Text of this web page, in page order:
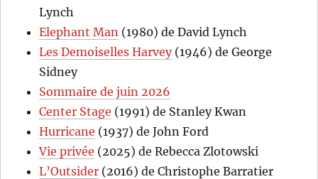
Lynch
Elephant Man (1980) de David Lynch
Les Demoiselles Harvey(1946) de George
Sidney
Sommaire de juin 2026
Center Stage (1991) de Stanley Kwan
Hurricane (1937) de John Ford
Vie privée (2025) de Rebecca Zlotowski
L’Outsider (2016) de Christophe Barratier